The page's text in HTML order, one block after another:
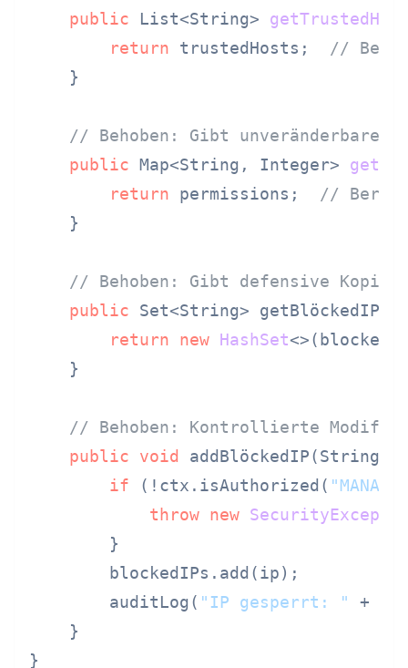
public List<String>
return trustedHosts; //
    }
// Behoben: Gibt unveränderbare
public Map<String, Integer>
return permissions; //
    }
// Behoben: Gibt defensive Kopie
public Set<String>
return
new HashSet
    }
// Behoben: Kontrollierte
public
void
addBlöckedIP(String
if (!ctx.isAuthorized(
throw new
        }
        blockedIPs.add(ip);
        auditLog(
"IP gesperrt: "
+
    }